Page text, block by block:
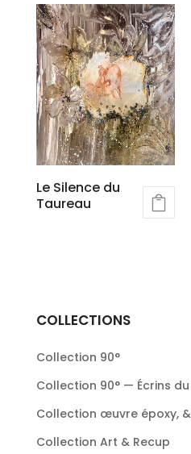
Le Silence du
Taureau
COLLECTIONS
Collection 90°
Collection 90° — Écrins
Collection œuvre époxy,
Collection Art & Recup